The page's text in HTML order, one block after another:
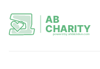
AB
CHARITY
powerd by ahblicklive.com